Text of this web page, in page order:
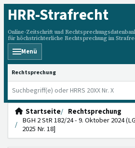
HRR-Strafrecht
Online-Zeitschrift und
für höchstrichterliche Rechtsprechung im
Menü
HRRS durchsuchen
Startseite
Rechtsprechung
BGH 2 StR 182/24 - 9. Oktober 2024
2025 Nr. 18]